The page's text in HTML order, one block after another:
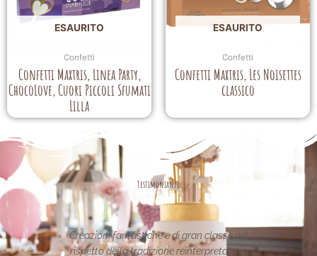
ESAURITO
Confetti
Confetti Maxtris, Linea Party,
ChocoLove, Cuori Piccoli Sfumati
Lilla
ESAURITO
Confetti
Confetti Maxtris, Les Noisettes
classico
Testimonianze
Creazioni fantastiche e di gran classe nel
rispetto della tradizione reinterpretata in